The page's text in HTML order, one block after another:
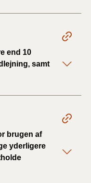
end 10
samt
brugen af
yderligere